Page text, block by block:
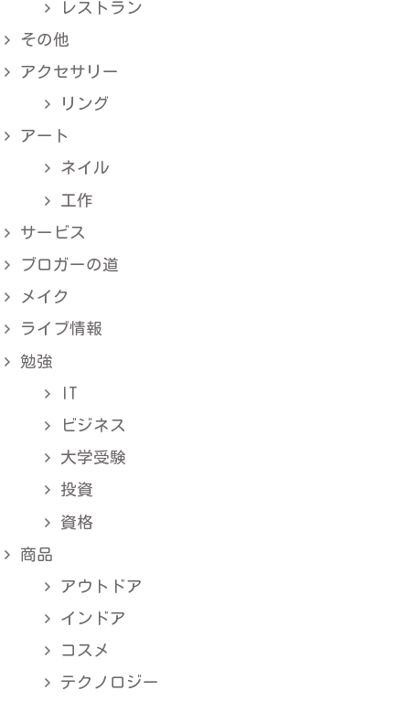
レストラン
その他
アクセサリー
リング
アート
ネイル
工作
サービス
ブロガーの道
メイク
ライブ情報
勉強
IT
ビジネス
大学受験
投資
資格
商品
アウトドア
インドア
コスメ
テクノロジー